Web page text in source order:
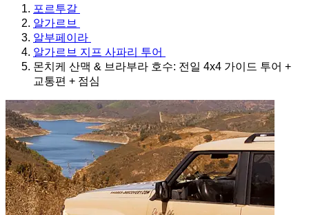
포르투갈
알가르브
알부페이라
알가르브 지프 사파리 투어
몬치케 산맥 & 브라부라 호수: 전일 4x4 가이드 투어 +
교통편 + 점심